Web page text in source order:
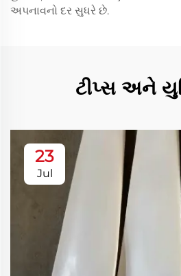
અપનાવનો દર સુધરે છે.
ટીપ્સ અને
23
Jul